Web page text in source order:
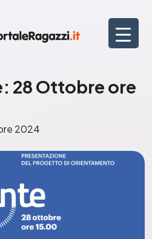
28 Ottobre ore
2024